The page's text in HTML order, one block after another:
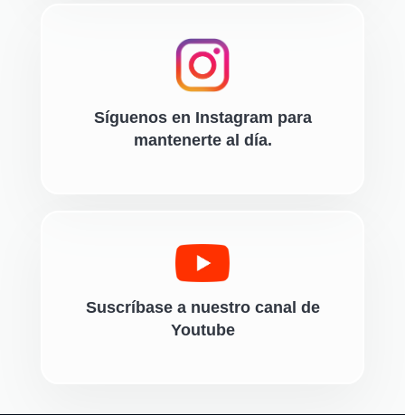
Síguenos en Instagram para
mantenerte al día.
Suscríbase a nuestro canal de
Youtube